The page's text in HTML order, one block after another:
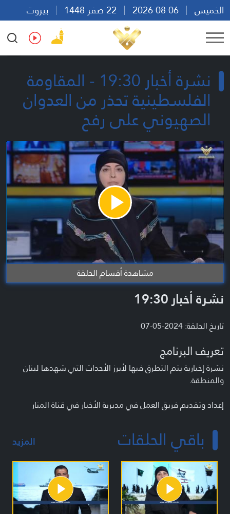
الخميس
بيروت
20:42
Ar En Fr Es
نشرة أخبار 19:30 - المقاومة
الفلسطينية تحذر من العدوان
الصهيوني على رفح
Play
Video
مشاهدة أقسام الحلقة
نشرة أخبار 19:30
تاريخ الحلقة: 2024-05-07
تعريف البرنامج
نشرة إخبارية يتم التطرق فيها لأبرز الأحداث التي شهدها لبنان
والمنطقة.
إعداد وتقديم فريق العمل في مديرية الأخبار في قناة المنار
باقي الحلقات المزيد